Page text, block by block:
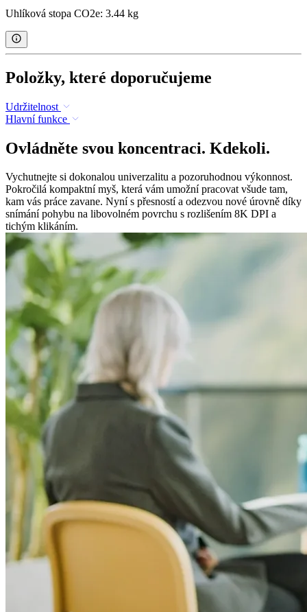
Uhlíková stopa CO2e: 3.44 kg
Položky, které doporučujeme
Udržitelnost
Hlavní funkce
Ovládněte svou koncentraci. Kdekoli.
Vychutnejte si dokonalou univerzalitu a pozoruhodnou výkonnost.
Pokročilá kompaktní myš, která vám umožní pracovat všude tam,
kam vás práce zavane. Nyní s přesností a odezvou nové úrovně díky
snímání pohybu na libovolném povrchu s rozlišením 8K DPI a
tichým klikáním.